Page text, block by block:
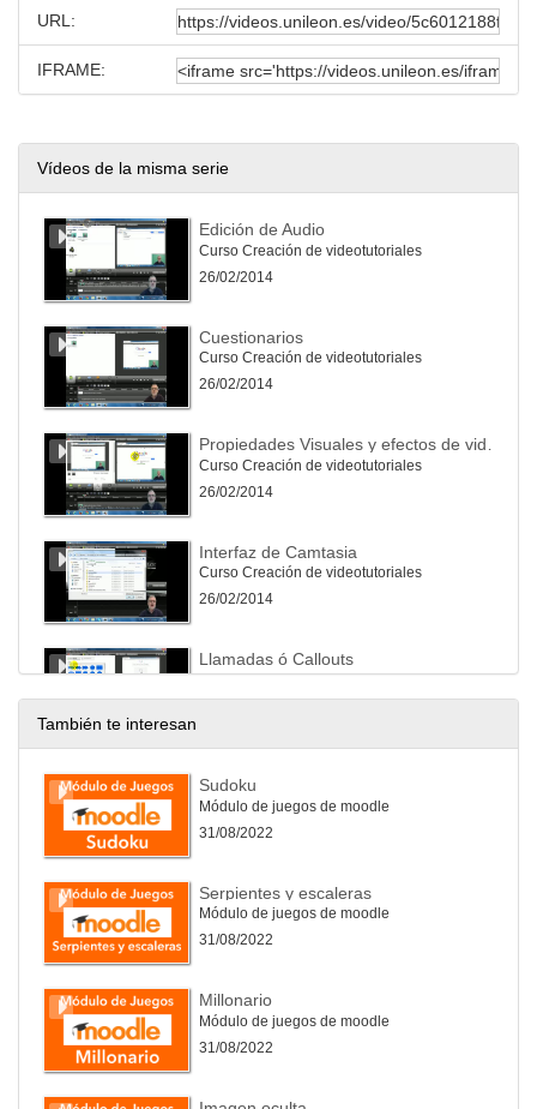
URL:
IFRAME:
Vídeos de la misma serie
Edición de Audio
Curso Creación de videotutoriales
26/02/2014
Cuestionarios
Curso Creación de videotutoriales
26/02/2014
Curso Creación de videotutoriales
26/02/2014
Interfaz de Camtasia
Curso Creación de videotutoriales
26/02/2014
Llamadas ó Callouts
Curso Creación de videotutoriales
26/02/2014
Curso Creación de videotutoriales
26/02/2014
Curso Creación de videotutoriales
26/02/2014
También te interesan
Sudoku
Módulo de juegos de moodle
31/08/2022
Serpientes y escaleras
Módulo de juegos de moodle
31/08/2022
Millonario
Módulo de juegos de moodle
31/08/2022